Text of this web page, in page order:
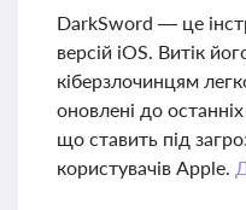
DarkSword — це
версій iOS. Витік
кіберзлочинцям
оновлені до
що ставить під
користувачів Apple.